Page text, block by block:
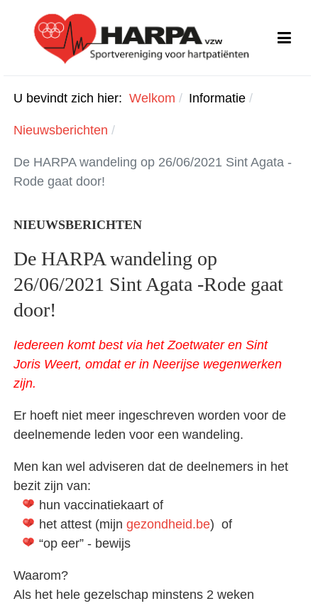
U bevindt zich hier: Welkom Informatie
Nieuwsberichten
De HARPA wandeling op 26/06/2021 Sint Agata -
Rode gaat door!
NIEUWSBERICHTEN
De HARPA wandeling op
26/06/2021 Sint Agata -Rode gaat
door!
Iedereen komt best via het Zoetwater en Sint
Joris Weert, omdat er in Neerijse wegenwerken
zijn.
Er hoeft niet meer ingeschreven worden voor de
deelnemende leden voor een wandeling.
Men kan wel adviseren dat de deelnemers in het
bezit zijn van:
hun vaccinatiekaart of
het attest (mijn gezondheid.be) of
“op eer” - bewijs
Waarom?
Als het hele gezelschap minstens 2 weken